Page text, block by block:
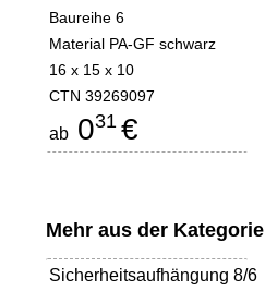
Baureihe 6
Material PA-GF schwarz
16 x 15 x 10
CTN 39269097
ab 031 €
Mehr aus der Kategorie
Sicherheitsaufhängung 8/6